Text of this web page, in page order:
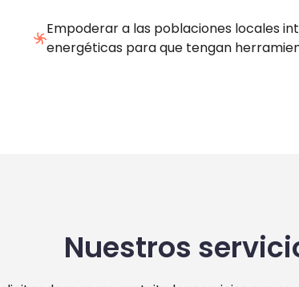
Empoderar a las poblaciones locales
energéticas para que tengan
Nuestros